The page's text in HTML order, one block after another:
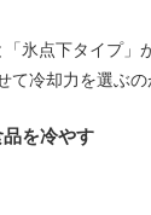
氷点下タイプ」
て冷却力を選ぶの
を冷やす